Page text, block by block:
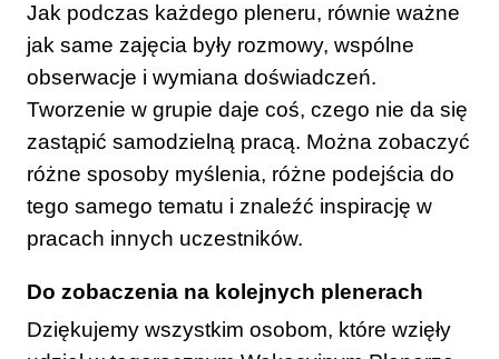
Jak podczas każdego pleneru, równie ważne
jak same zajęcia były rozmowy, wspólne
obserwacje i wymiana doświadczeń.
Tworzenie w grupie daje coś, czego nie da się
zastąpić samodzielną pracą. Można zobaczyć
różne sposoby myślenia, różne podejścia do
tego samego tematu i znaleźć inspirację w
pracach innych uczestników.
Do zobaczenia na kolejnych plenerach
Dziękujemy wszystkim osobom, które wzięły